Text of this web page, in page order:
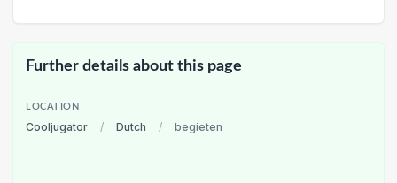
Further details about this page
LOCATION
Cooljugator / Dutch / begieten